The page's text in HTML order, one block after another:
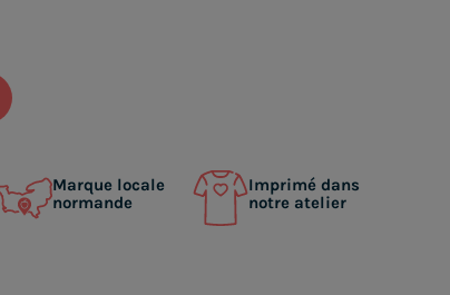
Marque locale
normande
Imprimé dans
notre atelier